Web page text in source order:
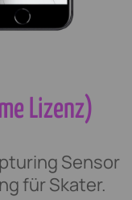
Lizenz)
Sensor
für Skater.